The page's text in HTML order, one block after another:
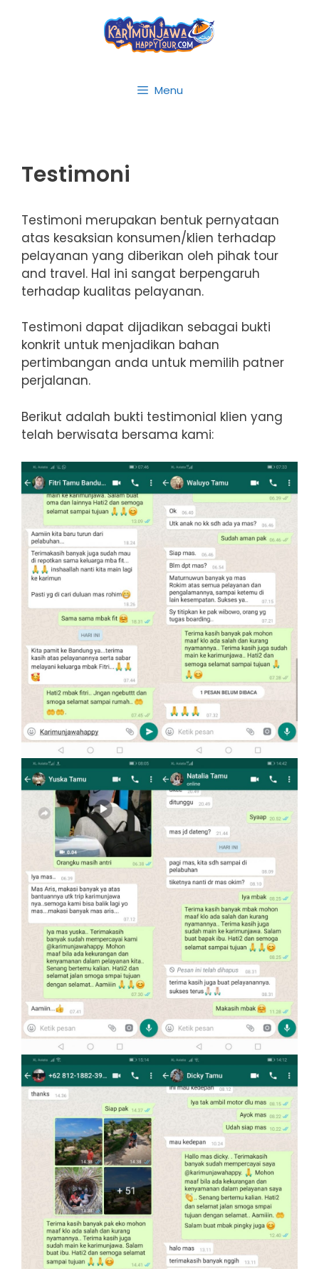
Menu
Testimoni
Testimoni merupakan bentuk pernyataan
atas kesaksian konsumen/klien terhadap
pelayanan yang diberikan oleh pihak tour
and travel. Hal ini sangat berpengaruh
terhadap kualitas pelayanan.
Testimoni dapat dijadikan sebagai bukti
konkrit untuk menjadikan bahan
pertimbangan anda untuk memilih patner
perjalanan.
Berikut adalah bukti testimonial klien yang
telah berwisata bersama kami: